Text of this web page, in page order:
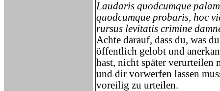
Laudaris quodcumque
quodcumque probaris, hoc
rursus levitatis crimine
Achte darauf, dass du, was du
öffentlich gelobt und
hast, nicht später verurteilen
und dir vorwerfen lassen
voreilig zu urteilen.